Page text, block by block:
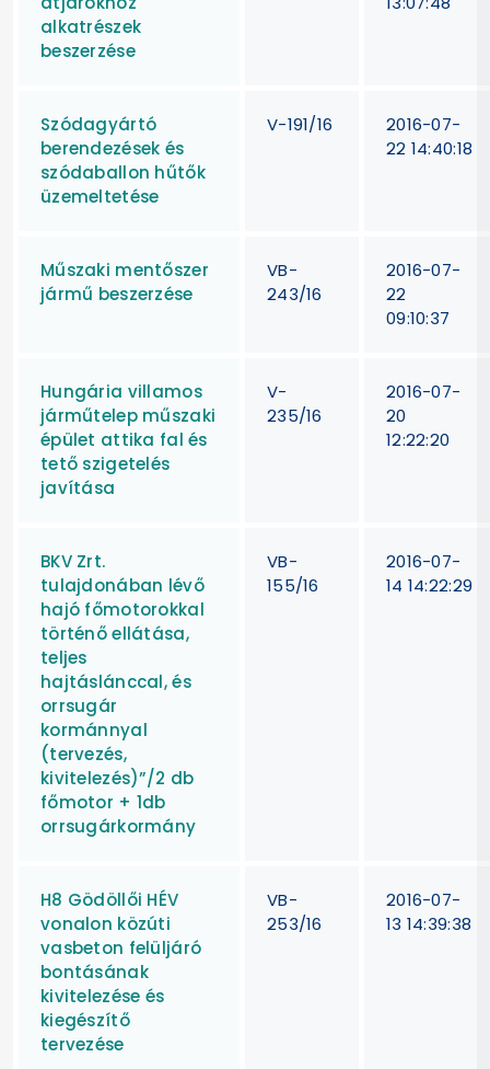
alkatrészek
beszerzése
Szódagyártó
berendezések és
szódaballon hűtők
üzemeltetése
V-191/16
2016-07-
22 14:40:18
Műszaki mentőszer
jármű beszerzése
VB-
243/16
2016-07-
22
09:10:37
Hungária villamos
járműtelep műszaki
épület attika fal és
tető szigetelés
javítása
V-
235/16
2016-07-
20
12:22:20
BKV Zrt.
tulajdonában lévő
hajó főmotorokkal
történő ellátása,
teljes
hajtáslánccal, és
orrsugár
kormánnyal
(tervezés,
kivitelezés)”/2 db
főmotor + 1db
orrsugárkormány
VB-
155/16
2016-07-
14 14:22:29
H8 Gödöllői HÉV
vonalon közúti
vasbeton felüljáró
bontásának
kivitelezése és
kiegészítő
tervezése
VB-
253/16
2016-07-
13 14:39:38